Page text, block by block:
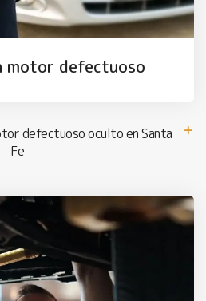
motor defectuoso
defectuoso oculto en Santa
Fe